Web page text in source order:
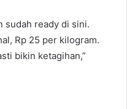
sudah ready di sini.
Rp 25 per kilogram.
bikin ketagihan,”